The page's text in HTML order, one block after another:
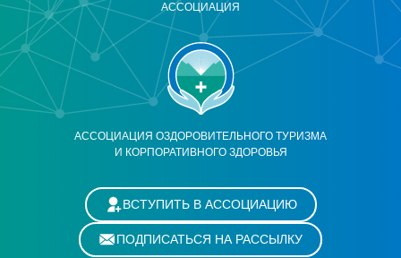
АССОЦИАЦИЯ ОЗДОРОВИТЕЛЬНОГО ТУРИЗМА
И КОРПОРАТИВНОГО ЗДОРОВЬЯ
АССОЦИАЦИЯ
ВСТУПИТЬ В АССОЦИАЦИЮ
ПОДПИСАТЬСЯ НА РАССЫЛКУ